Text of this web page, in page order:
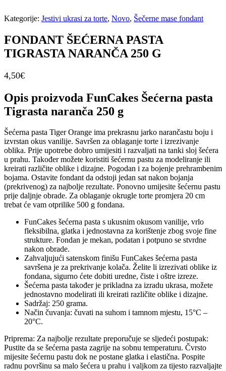
Kategorije: Jestivi ukrasi za torte, Novo, Šečerne mase fondant
FONDANT ŠEĆERNA PASTA
TIGRASTA NARANČA 250 G
4,50€
Opis proizvoda FunCakes Šećerna pasta
Tigrasta naranča 250 g
Šećerna pasta Tiger Orange ima prekrasnu jarko narančastu boju i
izvrstan okus vanilije. Savršen za oblaganje torte i izrezivanje
oblika. Prije upotrebe dobro umijesiti i razvaljati na tanki sloj šećera
u prahu. Također možete koristiti šećernu pastu za modeliranje ili
kreirati različite oblike i dizajne. Pogodan i za bojenje prehrambenim
bojama. Ostavite fondant da odstoji jedan sat nakon bojanja
(prekrivenog) za najbolje rezultate. Ponovno umijesite šećernu pastu
prije daljnje obrade. Za oblaganje okrugle torte promjera 20 cm
trebat će vam otprilike 500 g fondana.
FunCakes šećerna pasta s ukusnim okusom vanilije, vrlo
fleksibilna, glatka i jednostavna za korištenje zbog svoje fine
strukture. Fondan je mekan, podatan i potpuno se stvrdne
nakon obrade.
Zahvaljujući satenskom finišu FunCakes šećerna pasta
savršena je za prekrivanje kolača. Želite li izrezivati ​​oblike iz
fondana, sigurno ćete dobiti uredne, čiste i oštre izreze.
Šećerna pasta također je prikladna za izradu ukrasa, možete
jednostavno modelirati ili kreirati različite oblike i dizajne.
Sadržaj: 250 grama.
Način čuvanja: čuvati na suhom i tamnom mjestu, 15°C –
20°C.
Priprema: Za najbolje rezultate preporučuje se sljedeći postupak:
Pustite da se šećerna pasta zagrije na sobnu temperaturu. Čvrsto
mijesite šećernu pastu dok ne postane glatka i elastična. Pospite
radnu površinu sa malo šećera u prahu i valjkom za tijesto razvaljajte